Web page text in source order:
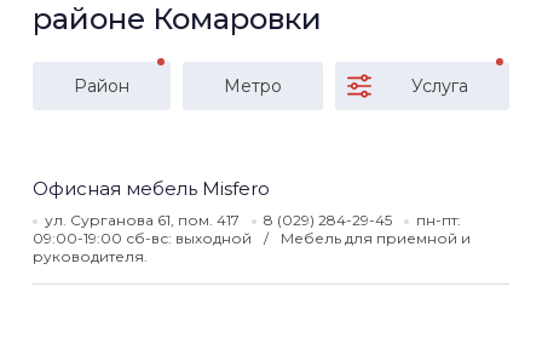
районе Комаровки
Район Метро Услуга
Офисная мебель Misfero
ул. Сурганова 61, пом. 417 8 (029) 284-29-45
пн-пт:
09:00-19:00 сб-вс: выходной
Мебель для приемной и
руководителя.